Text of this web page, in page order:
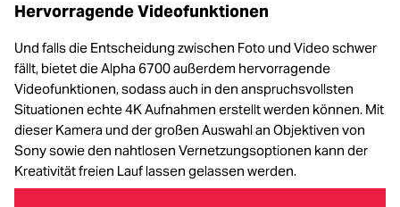
Hervorragende Videofunktionen
Und falls die Entscheidung zwischen Foto und Video schwer
fällt, bietet die Alpha 6700 außerdem hervorragende
Videofunktionen, sodass auch in den anspruchsvollsten
Situationen echte 4K Aufnahmen erstellt werden können. Mit
dieser Kamera und der großen Auswahl an Objektiven von
Sony sowie den nahtlosen Vernetzungsoptionen kann der
Kreativität freien Lauf lassen gelassen werden.